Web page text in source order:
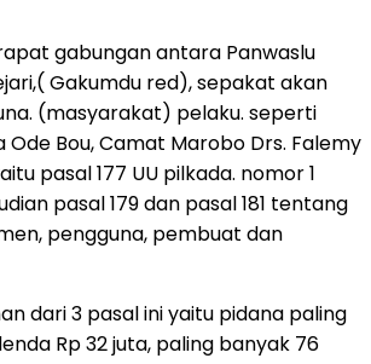
gabungan antara Panwaslu
Gakumdu red), sepakat akan
(masyarakat) pelaku. seperti
Ode Bou, Camat Marobo Drs. Falemy
pasal 177 UU pilkada. nomor 1
pasal 179 dan pasal 181 tentang
pengguna, pembuat dan
dari 3 pasal ini yaitu pidana paling
Rp 32 juta, paling banyak 76